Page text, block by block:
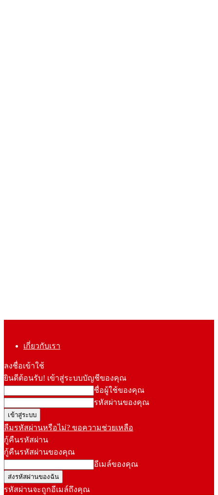
เกี่ยวกับเรา
ลงชื่อเข้าใช้
ยินดีต้อนรับ! เข้าสู่ระบบบัญชีของคุณ
ชื่อผู้ใช้ของคุณ
รหัสผ่านของคุณ
ลืมรหัสผ่านหรือไม่? ขอความช่วยเหลือ
กู้คืนรหัสผ่าน
กู้คืนรหัสผ่านของคุณ
อีเมล์ของคุณ
รหัสผ่านจะถูกอีเมล์ถึงคุณ